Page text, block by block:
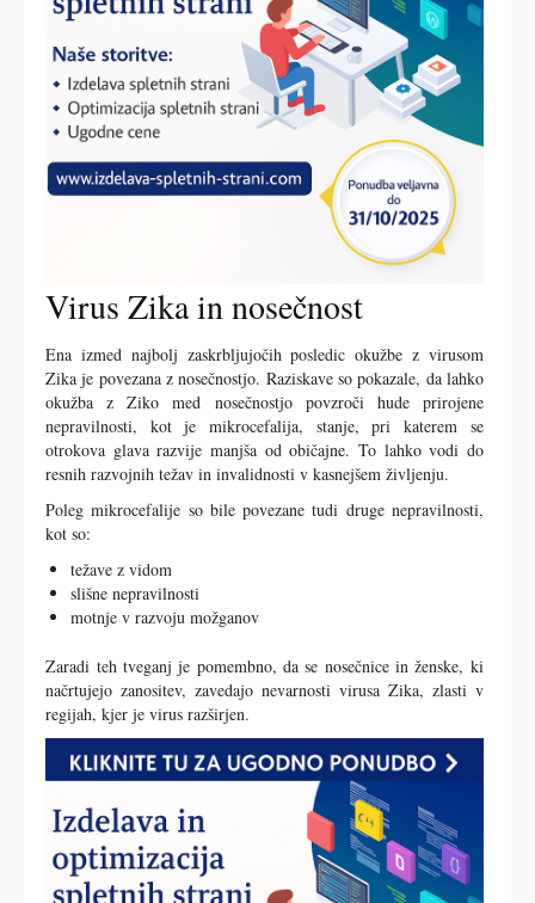
Virus Zika in nosečnost
Ena izmed najbolj zaskrbljujočih posledic okužbe z virusom
Zika je povezana z nosečnostjo. Raziskave so pokazale, da lahko
okužba z Ziko med nosečnostjo povzroči hude prirojene
nepravilnosti, kot je mikrocefalija, stanje, pri katerem se
otrokova glava razvije manjša od običajne. To lahko vodi do
resnih razvojnih težav in invalidnosti v kasnejšem življenju.
Poleg mikrocefalije so bile povezane tudi druge nepravilnosti,
kot so:
težave z vidom
slišne nepravilnosti
motnje v razvoju možganov
Zaradi teh tveganj je pomembno, da se nosečnice in ženske, ki
načrtujejo zanositev, zavedajo nevarnosti virusa Zika, zlasti v
regijah, kjer je virus razširjen.